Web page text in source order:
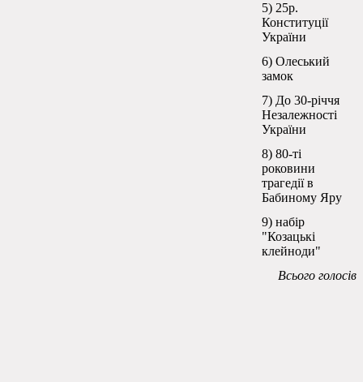
5) 25р.
Конституції
України
6) Олеський
замок
7) До 30-річчя
Незалежності
України
8) 80-ті
роковини
трагедії в
Бабиному Яру
9) набір
"Козацькі
клейноди"
Всього голосів